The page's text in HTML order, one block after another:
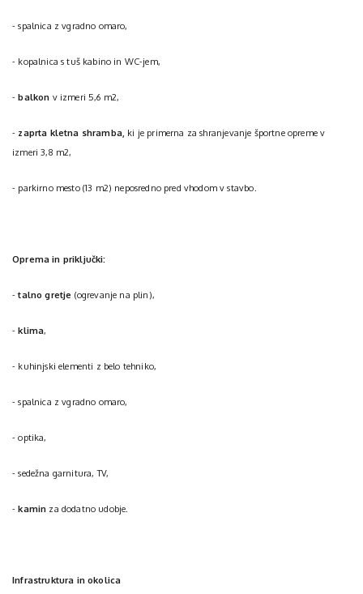
- spalnica z vgradno omaro,
- kopalnica s tuš kabino in WC-jem,
-balkon v izmeri 5,6 m2,
- zaprta kletna shramba, ki je primerna za shranjevanje športne opreme v
izmeri 3,8 m2,
- parkirno mesto (13 m2) neposredno pred vhodom v stavbo.
Oprema in priključki:
-talno gretje (ogrevanje na plin),
-klima,
- kuhinjski elementi z belo tehniko,
- spalnica z vgradno omaro,
- optika,
- sedežna garnitura, TV,
-kamin za dodatno udobje.
Infrastruktura in okolica